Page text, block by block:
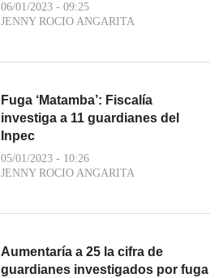
06/01/2023 - 09:25
JENNY ROCIO ANGARITA
Fuga ‘Matamba’: Fiscalía
investiga a 11 guardianes del
Inpec
05/01/2023 - 10:26
JENNY ROCIO ANGARITA
Aumentaría a 25 la cifra de
guardianes investigados por fuga